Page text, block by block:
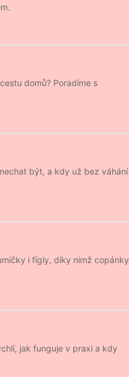
domů? Poradíme s
být, a kdy už bez váhání
i fígly, díky nimž copánky
jak funguje v praxi a kdy